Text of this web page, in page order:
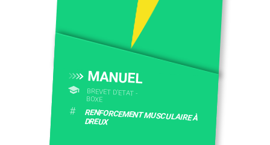
MANUEL
BREVET D’ETAT -
BOXE
# RENFORCEMENT MUSCULAIRE À
DREUX